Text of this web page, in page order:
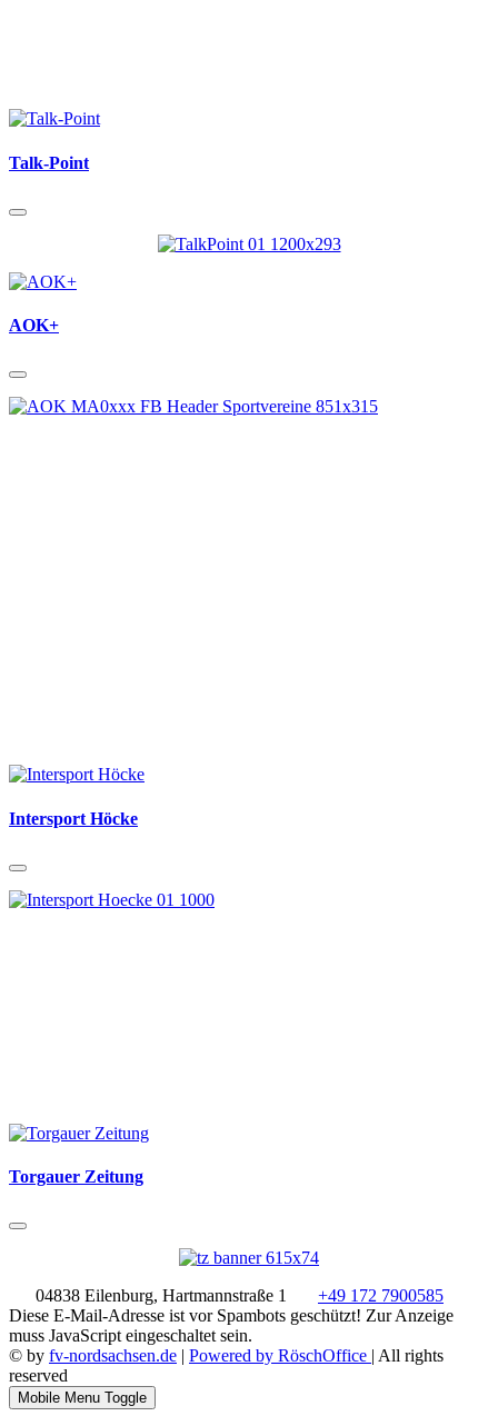
Talk-Point
AOK+
Intersport Höcke
Torgauer Zeitung
04838 Eilenburg, Hartmannstraße 1
+49 172 7900585
Diese E-Mail-Adresse ist vor Spambots geschützt! Zur Anzeige
muss JavaScript eingeschaltet sein.
© by fv-nordsachsen.de Powered by RöschOffice | All rights
reserved
Mobile Menu Toggle